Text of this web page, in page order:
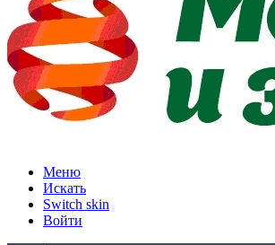
Меню
Искать
Switch skin
Войти